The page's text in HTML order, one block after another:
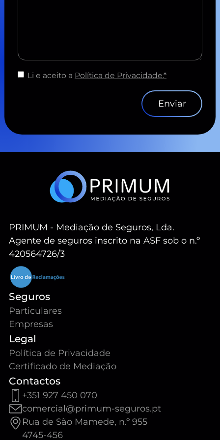
Li e aceito a Política de Privacidade.*
PRIMUM - Mediação de Seguros, Lda.
Agente de seguros inscrito na ASF sob o n.º
420564726/3
Seguros
Particulares
Empresas
Legal
Política de Privacidade
Certificado de Mediação
Contactos
+351 927 450 070
comercial@primum-seguros.pt
Rua de São Mamede, n.º 955
4745-456